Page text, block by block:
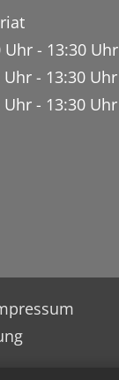
- 13:30 Uhr
- 13:30 Uhr
- 13:30 Uhr